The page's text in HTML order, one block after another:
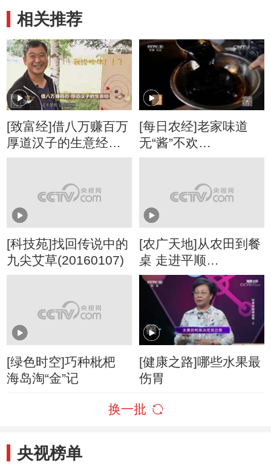
相关推荐
[致富经]借八万赚百万
厚道汉子的生意经
20170822
[每日农经]老家味道
无“酱”不欢
(20160127)
[科技苑]找回传说中的
九尖艾草(20160107)
[农广天地]从农田到餐
桌 走进平顺
(20160112)
[绿色时空]巧种枇杷
海岛淘“金”记
[健康之路]哪些水果最
伤胃
换一批
央视榜单